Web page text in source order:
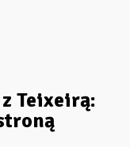
Teixeirą: